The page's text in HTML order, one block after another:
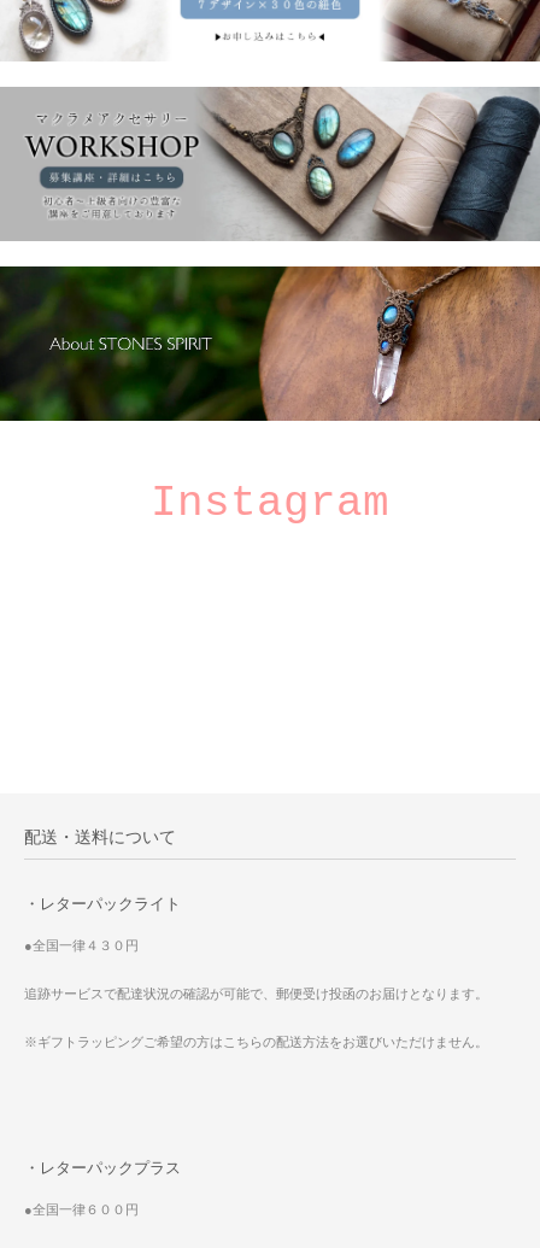
Instagram
配送・送料について
・レターパックライト
●全国一律４３０円
追跡サービスで配達状況の確認が可能で、郵便受け投函のお届けとなります。
※ギフトラッピングご希望の方はこちらの配送方法をお選びいただけません。
・レターパックプラス
●全国一律６００円